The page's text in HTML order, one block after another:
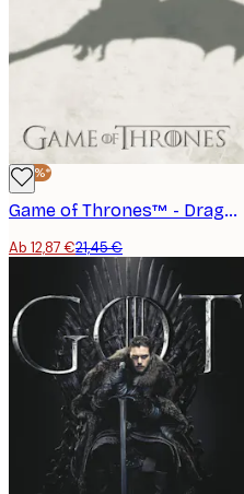
-40%*
Game of Thrones™ - Dragon Poster
Ab 12,87 €21,45 €